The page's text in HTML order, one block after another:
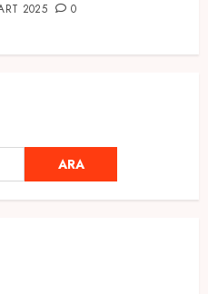
2025 0
ARA